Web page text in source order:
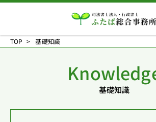
TOP 基礎知識
基礎知識